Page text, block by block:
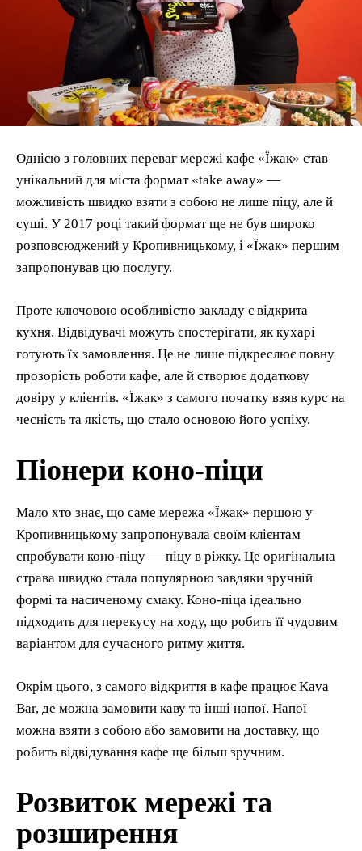
Однією з головних переваг мережі кафе «Їжак» став
унікальний для міста формат «take away» —
можливість швидко взяти з собою не лише піцу, але й
суші. У 2017 році такий формат ще не був широко
розповсюджений у Кропивницькому, і «Їжак» першим
запропонував цю послугу.
Проте ключовою особливістю закладу є відкрита
кухня. Відвідувачі можуть спостерігати, як кухарі
готують їх замовлення. Це не лише підкреслює повну
прозорість роботи кафе, але й створює додаткову
довіру у клієнтів. «Їжак» з самого початку взяв курс на
чесність та якість, що стало основою його успіху.
Піонери коно-піци
Мало хто знає, що саме мережа «Їжак» першою у
Кропивницькому запропонувала своїм клієнтам
спробувати коно-піцу — піцу в ріжку. Це оригінальна
страва швидко стала популярною завдяки зручній
формі та насиченому смаку. Коно-піца ідеально
підходить для перекусу на ходу, що робить її чудовим
варіантом для сучасного ритму життя.
Окрім цього, з самого відкриття в кафе працює Kava
Bar, де можна замовити каву та інші напої. Напої
можна взяти з собою або замовити на доставку, що
робить відвідування кафе ще більш зручним.
Розвиток мережі та
розширення